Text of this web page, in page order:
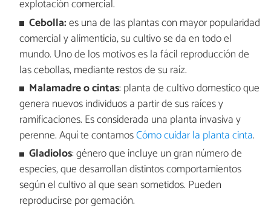
explotación comercial.
Cebolla:es una de las plantas con mayor popularidad
comercial y alimenticia, su cultivo se da en todo el
mundo. Uno de los motivos es la fácil reproducción de
las cebollas, mediante restos de su raíz.
Malamadre o cintas: planta de cultivo domestico que
genera nuevos individuos a partir de sus raíces y
ramificaciones. Es considerada una planta invasiva y
perenne. Aquí te contamosCómo cuidar la planta cinta.
Gladiolos: género que incluye un gran número de
especies, que desarrollan distintos comportamientos
según el cultivo al que sean sometidos. Pueden
reproducirse por gemación.